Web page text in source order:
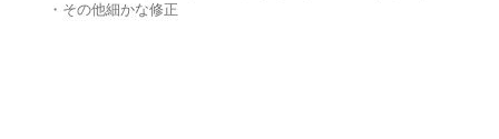
・その他細かな修正